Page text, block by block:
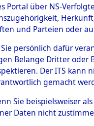
0003
Portal über NS-
und Parteien oder
persönlich dafür
Belange Dritter
Der ITS
gemacht
Sie beispielsweiser
Daten nicht